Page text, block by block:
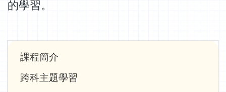
的學習。
Main
navigation
課程簡介
跨科主題學習